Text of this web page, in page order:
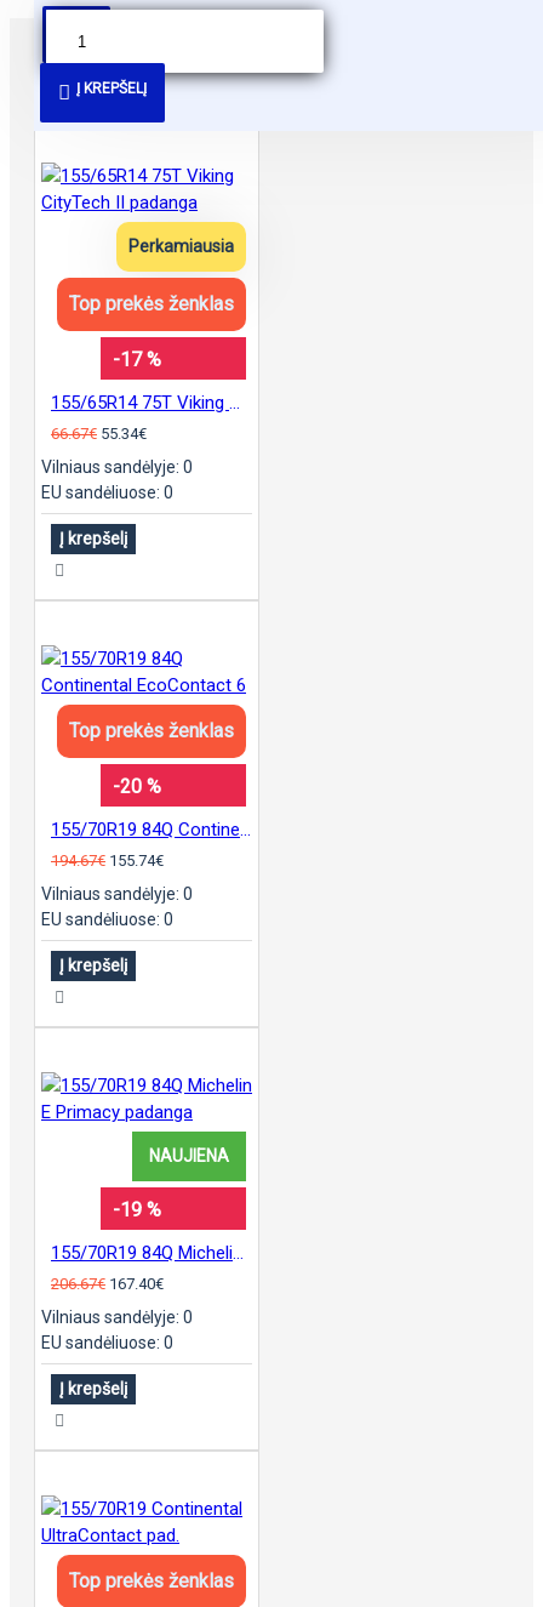
Į KREPŠELĮ
PANAŠŪS PASIŪLYMAI
Perkamiausia
Top prekės ženklas
-17 %
155/65R14 75T Viking CityTech II padanga
66.67€ 55.34€
Vilniaus sandėlyje: 0
EU sandėliuose: 0
Į krepšelį
Top prekės ženklas
-20 %
155/70R19 84Q Continental EcoContact 6
194.67€ 155.74€
Vilniaus sandėlyje: 0
EU sandėliuose: 0
Į krepšelį
NAUJIENA
-19 %
155/70R19 84Q Michelin E Primacy padanga
206.67€ 167.40€
Vilniaus sandėlyje: 0
EU sandėliuose: 0
Į krepšelį
Top prekės ženklas